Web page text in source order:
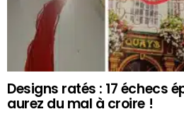
Designs ratés : 17 échecs
aurez du mal à croire !